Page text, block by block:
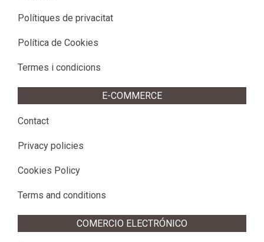
Polítiques de privacitat
Política de Cookies
Termes i condicions
E-COMMERCE
Contact
Privacy policies
Cookies Policy
Terms and conditions
COMERCIO ELECTRÓNICO